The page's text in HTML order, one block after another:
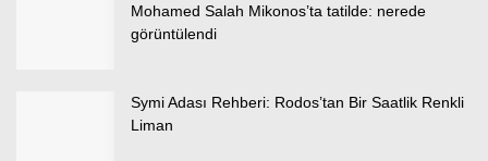
Mohamed Salah Mikonos’ta tatilde: nerede
görüntülendi
Symi Adası Rehberi: Rodos’tan Bir Saatlik Renkli
Liman